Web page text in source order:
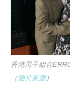
香港男子組合
（圖片來源）